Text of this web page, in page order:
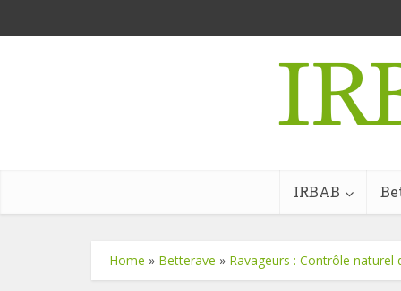
IRBAB
Home » Betterave » Ravageurs : Contrôle